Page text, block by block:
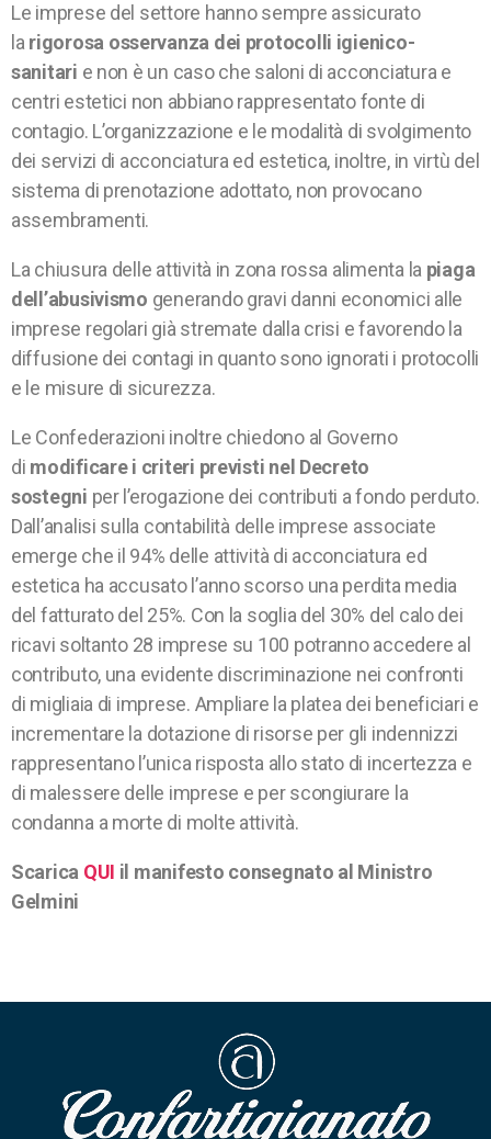
Le imprese del settore hanno sempre assicurato
larigorosa osservanza dei protocolli igienico-
sanitari e non è un caso che saloni di acconciatura e
centri estetici non abbiano rappresentato fonte di
contagio. L’organizzazione e le modalità di svolgimento
dei servizi di acconciatura ed estetica, inoltre, in virtù del
sistema di prenotazione adottato, non provocano
assembramenti.
La chiusura delle attività in zona rossa alimenta lapiaga
dell’abusivismo generando gravi danni economici alle
imprese regolari già stremate dalla crisi e favorendo la
diffusione dei contagi in quanto sono ignorati i protocolli
e le misure di sicurezza.
Le Confederazioni inoltre chiedono al Governo
di modificare i criteri previsti nel Decreto
sostegni per l’erogazione dei contributi a fondo perduto.
Dall’analisi sulla contabilità delle imprese associate
emerge che il 94% delle attività di acconciatura ed
estetica ha accusato l’anno scorso una perdita media
del fatturato del 25%. Con la soglia del 30% del calo dei
ricavi soltanto 28 imprese su 100 potranno accedere al
contributo, una evidente discriminazione nei confronti
di migliaia di imprese. Ampliare la platea dei beneficiari e
incrementare la dotazione di risorse per gli indennizzi
rappresentano l’unica risposta allo stato di incertezza e
di malessere delle imprese e per scongiurare la
condanna a morte di molte attività.
Scarica QUI il manifesto consegnato al Ministro
Gelmini